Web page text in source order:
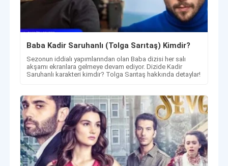
Baba Kadir Saruhanlı (Tolga Sarıtaş) Kimdir?
Sezonun iddialı yapımlarından olan Baba dizisi her salı
akşamı ekranlara gelmeye devam ediyor. Dizide Kadir
Saruhanlı karakteri kimdir? Tolga Sarıtaş hakkında detaylar!